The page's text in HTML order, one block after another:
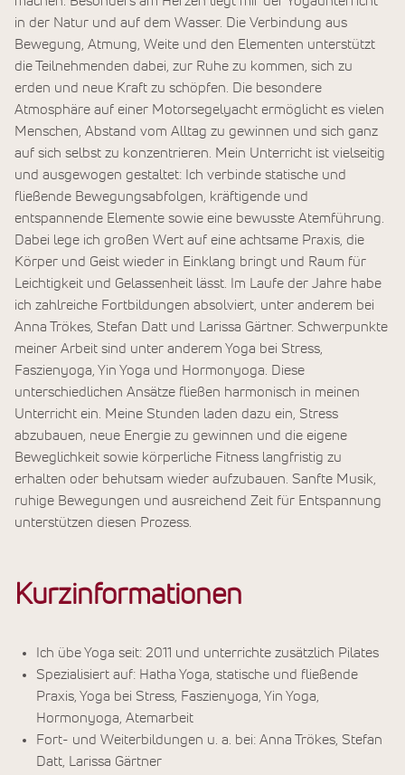
in der Natur und auf dem Wasser. Die Verbindung aus
Bewegung, Atmung, Weite und den Elementen unterstützt
die Teilnehmenden dabei, zur Ruhe zu kommen, sich zu
erden und neue Kraft zu schöpfen. Die besondere
Atmosphäre auf einer Motorsegelyacht ermöglicht es vielen
Menschen, Abstand vom Alltag zu gewinnen und sich ganz
auf sich selbst zu konzentrieren. Mein Unterricht ist vielseitig
und ausgewogen gestaltet: Ich verbinde statische und
fließende Bewegungsabfolgen, kräftigende und
entspannende Elemente sowie eine bewusste Atemführung.
Dabei lege ich großen Wert auf eine achtsame Praxis, die
Körper und Geist wieder in Einklang bringt und Raum für
Leichtigkeit und Gelassenheit lässt. Im Laufe der Jahre habe
ich zahlreiche Fortbildungen absolviert, unter anderem bei
Anna Trökes, Stefan Datt und Larissa Gärtner. Schwerpunkte
meiner Arbeit sind unter anderem Yoga bei Stress,
Faszienyoga, Yin Yoga und Hormonyoga. Diese
unterschiedlichen Ansätze fließen harmonisch in meinen
Unterricht ein. Meine Stunden laden dazu ein, Stress
abzubauen, neue Energie zu gewinnen und die eigene
Beweglichkeit sowie körperliche Fitness langfristig zu
erhalten oder behutsam wieder aufzubauen. Sanfte Musik,
ruhige Bewegungen und ausreichend Zeit für Entspannung
unterstützen diesen Prozess.
Kurzinformationen
Ich übe Yoga seit: 2011 und unterrichte zusätzlich Pilates
Spezialisiert auf: Hatha Yoga, statische und fließende
Praxis, Yoga bei Stress, Faszienyoga, Yin Yoga,
Hormonyoga, Atemarbeit
Fort- und Weiterbildungen u. a. bei: Anna Trökes, Stefan
Datt, Larissa Gärtner